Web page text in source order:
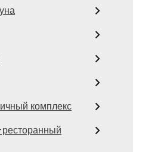
комплекс
ресторанный